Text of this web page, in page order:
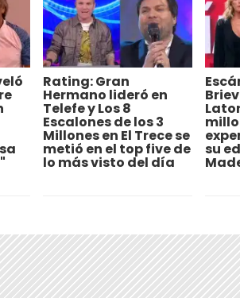
Rating: Gran
Hermano lideró en
Telefe y Los 8
Escalones de los 3
Millones en El Trece se
metió en el top five de
lo más visto del día
su